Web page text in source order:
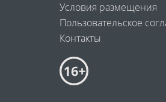
Условия размещения
Пользовательское
Контакты